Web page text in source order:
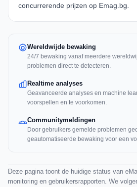
concurrerende prijzen op Emag.bg.
Wereldwijde bewaking
24/7 bewaking vanaf meerdere
problemen direct te detecteren.
Realtime analyses
Geavanceerde analyses en machine
voorspellen en te voorkomen.
Communitymeldingen
Door gebruikers gemelde problemen
geautomatiseerde bewaking voor een
Deze pagina toont de huidige status van
monitoring en gebruikersrapporten. We